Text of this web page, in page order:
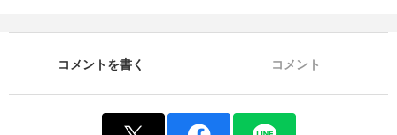
コメントを書く コメント